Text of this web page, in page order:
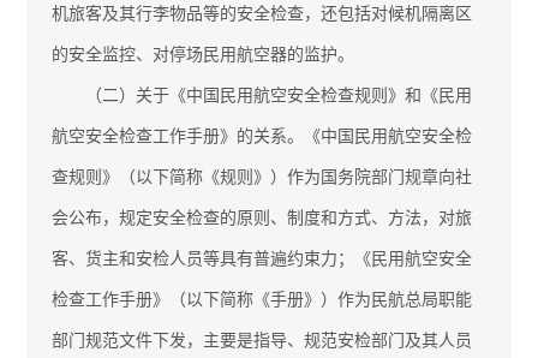
机旅客及其行李物品等的安全检查，还包括对候机隔离区
的安全监控、对停场民用航空器的监护。
（二）关于《中国民用航空安全检查规则》和《民用
航空安全检查工作手册》的关系。《中国民用航空安全检
查规则》（以下简称《规则》）作为国务院部门规章向社
会公布，规定安全检查的原则、制度和方式、方法，对旅
客、货主和安检人员等具有普遍约束力；《民用航空安全
检查工作手册》（以下简称《手册》）作为民航总局职能
部门规范文件下发，主要是指导、规范安检部门及其人员